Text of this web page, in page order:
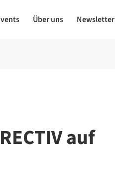
Über uns Newsletter
auf